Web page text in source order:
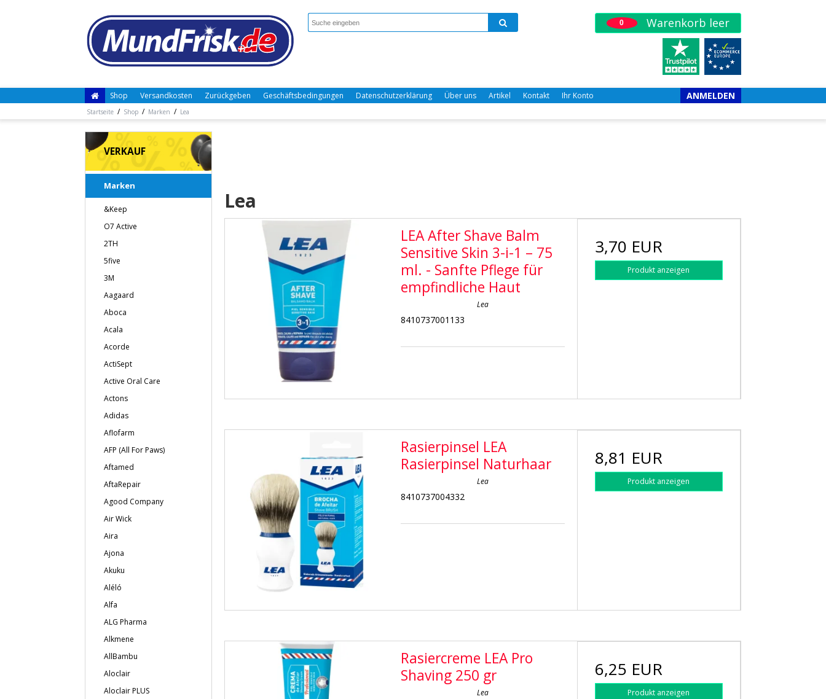
0 Warenkorb leer
Shop Versandkosten Zurückgeben Geschäftsbedingungen Datenschutzerklärung Über uns Artikel Kontakt Ihr Konto ANMELDEN
Startseite / Shop / Marken / Lea
VERKAUF
Marken
&Keep
O7 Active
2TH
5five
3M
Aagaard
Aboca
Acala
Acorde
ActiSept
Active Oral Care
Actons
Adidas
Aflofarm
AFP (All For Paws)
Aftamed
AftaRepair
Agood Company
Air Wick
Aira
Ajona
Akuku
Aléló
Alfa
ALG Pharma
Alkmene
AllBambu
Aloclair
Aloclair PLUS
Lea
LEA After Shave Balm
Sensitive Skin 3-i-1 – 75
ml. - Sanfte Pflege für
empfindliche Haut
Lea
8410737001133
3,70 EUR
Produkt anzeigen
Rasierpinsel LEA
Rasierpinsel Naturhaar
Lea
8410737004332
8,81 EUR
Produkt anzeigen
Rasiercreme LEA Pro
Shaving 250 gr
Lea
6,25 EUR
Produkt anzeigen